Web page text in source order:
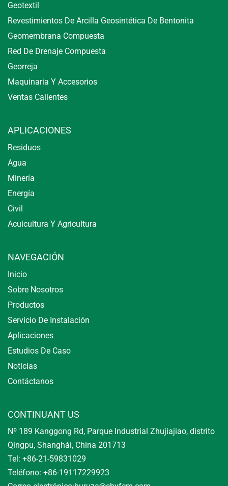
Geotextil
Revestimientos De Arcilla Geosintética De Bentonita
Geomembrana Compuesta
Red De Drenaje Compuesta
Georreja
Maquinaria Y Accesorios
Ventas Calientes
APLICACIONES
Residuos
Agua
Minería
Energía
Civil
Acuicultura Y Agricultura
NAVEGACIÓN
Inicio
Sobre Nosotros
Productos
Servicio De Instalación
Aplicaciones
Estudios De Caso
Noticias
Contáctanos
CONTINUANT US
Nº 189 Kanggong Rd, Parque Industrial Zhujiajiao, distrito
Qingpu, Shanghái, China 201713
Tel: +86-21-59831029
Teléfono: +86-19117229923